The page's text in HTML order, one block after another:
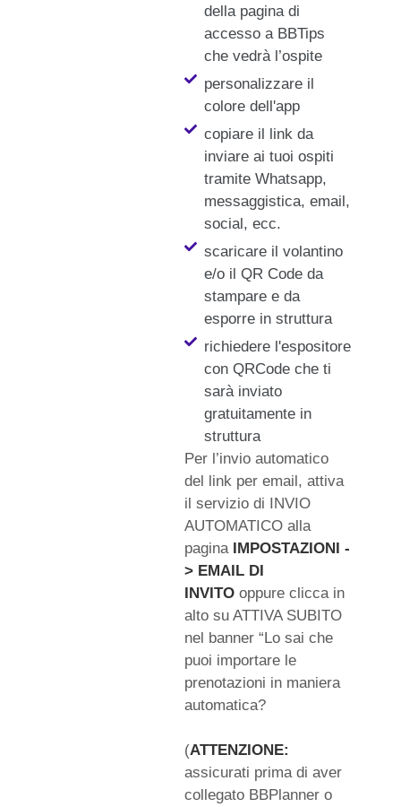
della pagina di
accesso a BBTips
che vedrà l’ospite
personalizzare il
colore dell'app
copiare il link da
inviare ai tuoi ospiti
tramite Whatsapp,
messaggistica, email,
social, ecc.
scaricare il volantino
e/o il QR Code da
stampare e da
esporre in struttura
richiedere l'espositore
con QRCode che ti
sarà inviato
gratuitamente in
struttura
Per l’invio automatico
del link per email, attiva
il servizio di INVIO
AUTOMATICO alla
pagina IMPOSTAZIONI -
> EMAIL DI
INVITO oppure clicca in
alto su ATTIVA SUBITO
nel banner “Lo sai che
puoi importare le
prenotazioni in maniera
automatica?
(ATTENZIONE:
assicurati prima di aver
collegato BBPlanner o